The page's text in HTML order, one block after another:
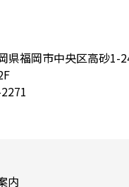
県福岡市中央区高砂1-
内